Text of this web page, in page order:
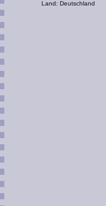
Land: Deutschland